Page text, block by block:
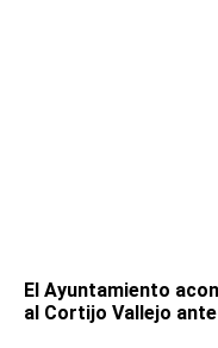
El Ayuntamiento
al Cortijo Vallejo